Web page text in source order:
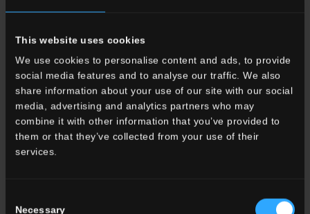
This website uses cookies
We use cookies to personalise content and ads, to provide
social media features and to analyse our traffic. We also
share information about your use of our site with our social
media, advertising and analytics partners who may
combine it with other information that you’ve provided to
them or that they’ve collected from your use of their
services.
Necessary
Ambiente
Dining
Living
Cucina